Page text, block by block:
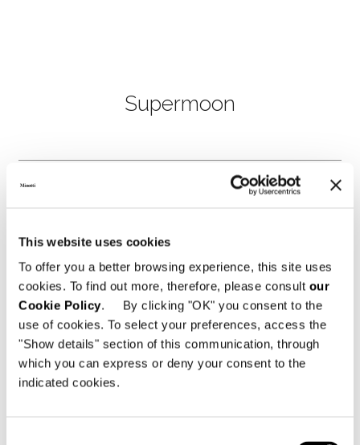
This website uses cookies
To offer you a better browsing experience, this site uses
cookies. To find out more, therefore, please consult our
Cookie Policy. By clicking "OK" you consent to the
use of cookies. To select your preferences, access the
"Show details" section of this communication, through
which you can express or deny your consent to the
indicated cookies.
Supermoon